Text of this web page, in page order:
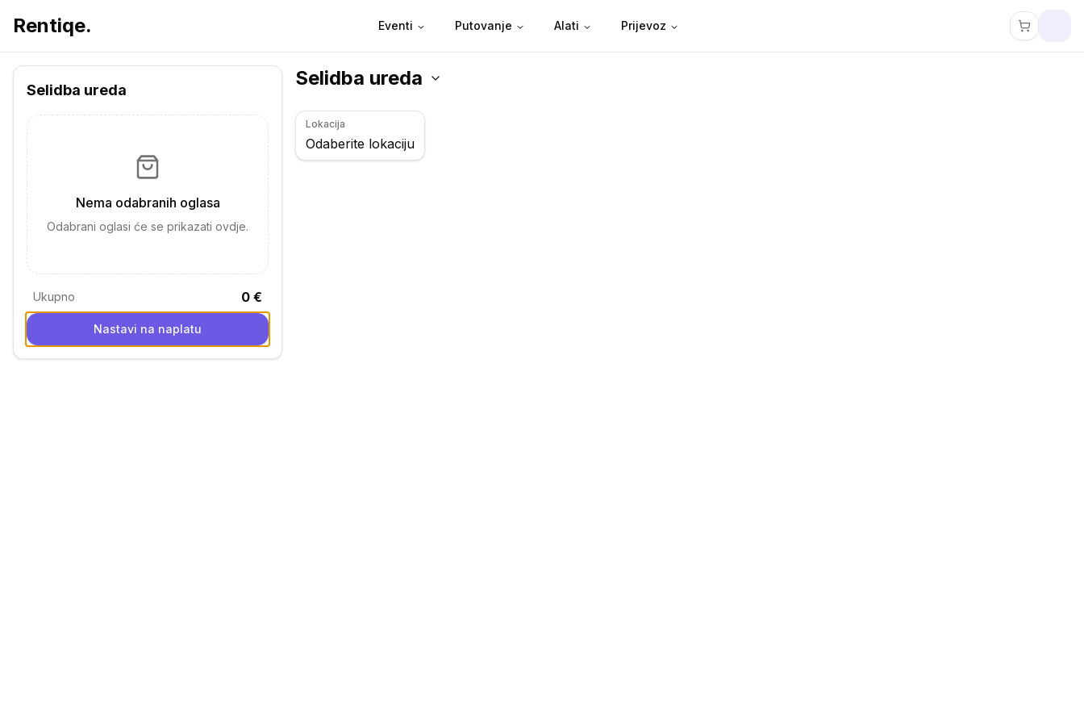
Rentiqe. Eventi Putovanje Alati Prijevoz
Selidba ureda
Nema odabranih oglasa
Odabrani oglasi će se prikazati ovdje.
Ukupno 0 €
Nastavi na naplatu
Selidba ureda
Selidba ureda
Lokacija
Odaberite lokaciju